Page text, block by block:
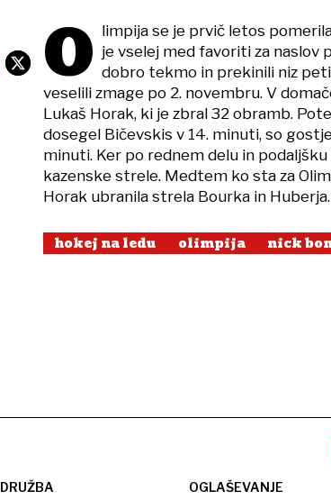
O limpija se je prvič letos
je vselej med favoriti za naslov
dobro tekmo in prekinili niz
veselili zmage po 2. novembru. V
Lukaš Horak, ki je zbral 32 obramb.
dosegel Bičevskis v 14. minuti, so
minuti. Ker po rednem delu in
kazenske strele. Medtem ko sta za
Horak ubranila strela Bourka in Huberja.
hokej na ledu olimpija nick
DRUŽBA OGLAŠEVANJE